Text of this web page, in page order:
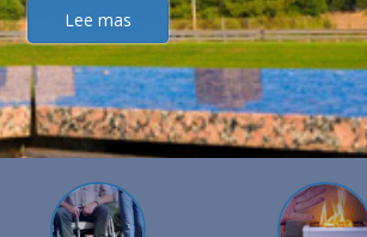
Lee mas